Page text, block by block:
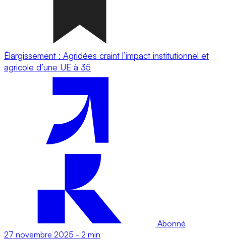
Élargissement : Agridées craint l’impact institutionnel et
agricole d’une UE à 35
Abonné
27 novembre 2025 - 2 min